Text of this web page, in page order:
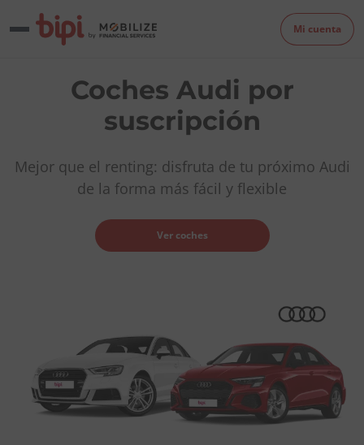
Mi cuenta
Coches Audi por
suscripción
Mejor que el renting: disfruta de tu próximo Audi
de la forma más fácil y flexible
Ver coches